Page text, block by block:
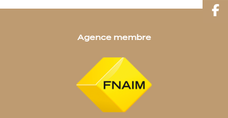
Agence membre